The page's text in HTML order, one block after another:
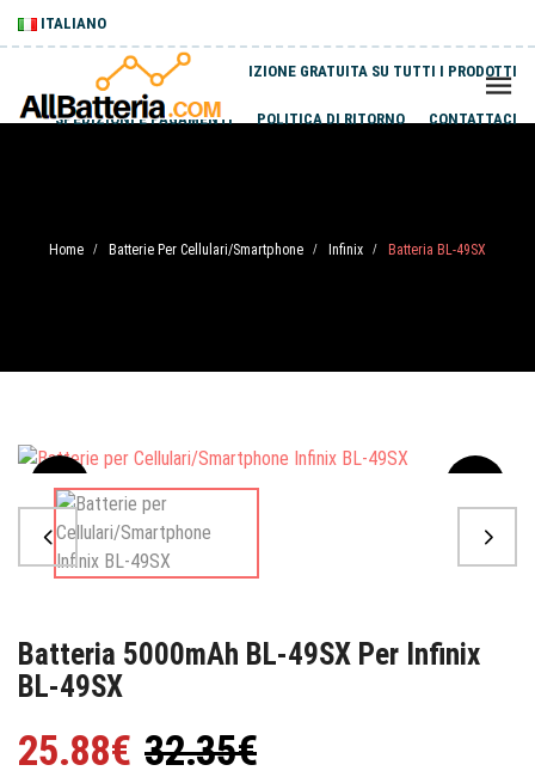
ITALIANO
SPEDIZIONE GRATUITA SU TUTTI I PRODOTTI
SPEDIZIONI E PAGAMENTI POLITICA DI RITORNO CONTATTACI
Home / Batterie Per Cellulari/Smartphone / Infinix / Batteria BL-49SX
Sale
Batteria 5000mAh BL-49SX Per Infinix
BL-49SX
25.88€ 32.35€